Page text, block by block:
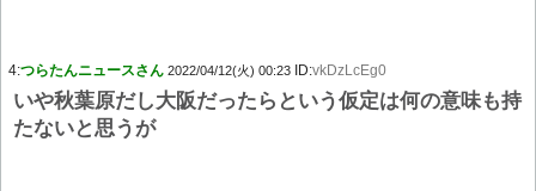
4:つらたんニュースさん 2022/04/12(火) 00:23 ID:vkDzLcEg0
いや秋葉原だし大阪だったらという仮定は何の意味も持
たないと思うが